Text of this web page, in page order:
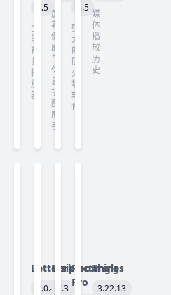
8.5
全
能
视
频
播
放
器
屏
幕
健
康
与
休
息
提
醒
助
手
6.5
强
大
的
防
火
墙
软
件
媒
体
播
放
历
史
Betterzip
6.0.4
Darkroom
7.3
Rectangle
Pro
Things
3.22.13